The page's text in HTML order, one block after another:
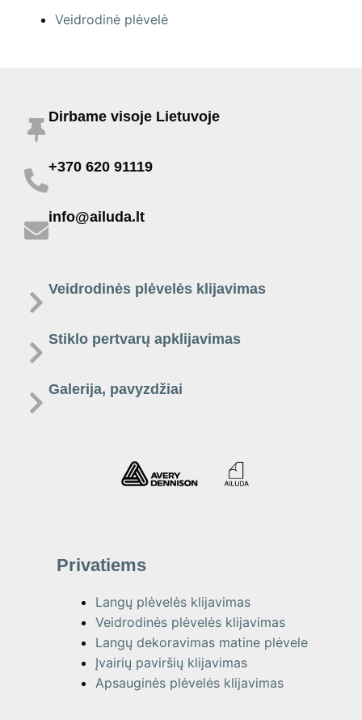
Veidrodinė plėvelė
Dirbame visoje Lietuvoje
+370 620 91119
info@ailuda.lt
Veidrodinės plėvelės klijavimas
Stiklo pertvarų apklijavimas
Galerija, pavyzdžiai
Privatiems
Langų plėvelės klijavimas
Veidrodinės plėvelės klijavimas
Langų dekoravimas matine plėvele
Įvairių paviršių klijavimas
Apsauginės plėvelės klijavimas